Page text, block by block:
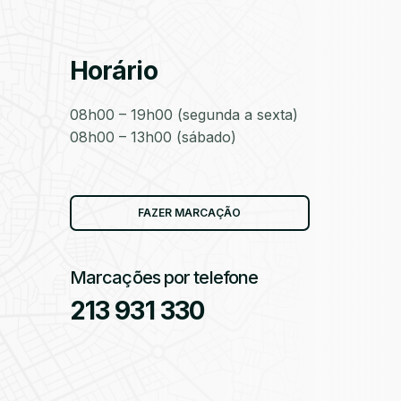
Horário
08h00 – 19h00 (segunda a sexta)
08h00 – 13h00 (sábado)
FAZER MARCAÇÃO
Marcações por telefone
213 931 330